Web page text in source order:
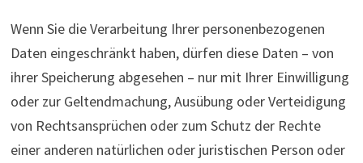
Wenn Sie die Verarbeitung Ihrer personenbezogenen
Daten eingeschränkt haben, dürfen diese Daten – von
ihrer Speicherung abgesehen – nur mit Ihrer Einwilligung
oder zur Geltendmachung, Ausübung oder Verteidigung
von Rechtsansprüchen oder zum Schutz der Rechte
einer anderen natürlichen oder juristischen Person oder